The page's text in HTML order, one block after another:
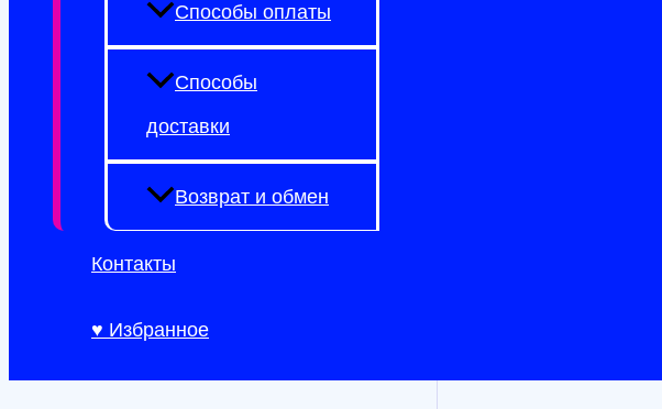
Способы оплаты
Способы
доставки
Возврат и обмен
Контакты
♥ Избранное